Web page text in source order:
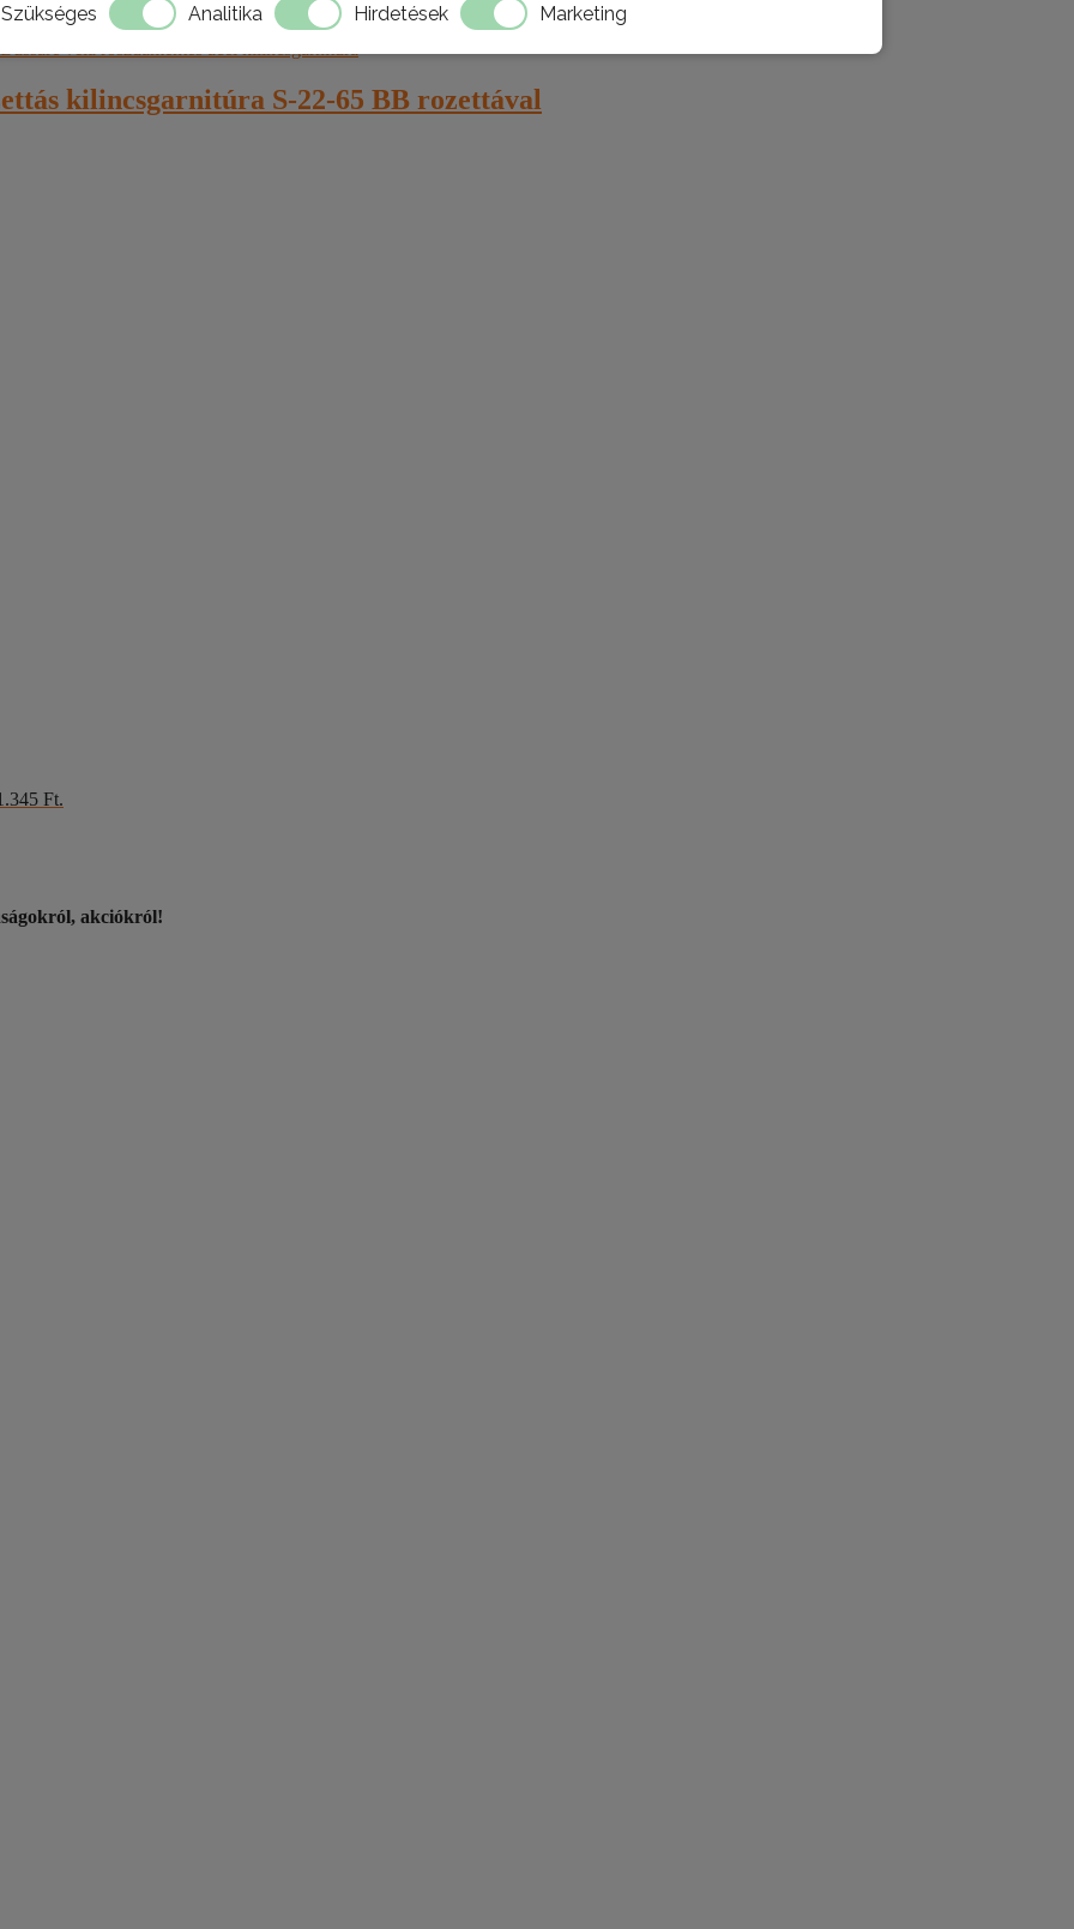
Szükséges Analitika Hirdetések Marketing
kilincsgarnitúra S-22-65 BB rozettával
Ft.
akciókról!